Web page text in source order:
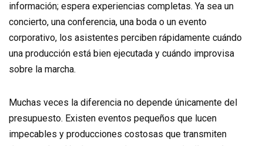
información; espera experiencias completas. Ya sea un
concierto, una conferencia, una boda o un evento
corporativo, los asistentes perciben rápidamente cuándo
una producción está bien ejecutada y cuándo improvisa
sobre la marcha.
Muchas veces la diferencia no depende únicamente del
presupuesto. Existen eventos pequeños que lucen
impecables y producciones costosas que transmiten